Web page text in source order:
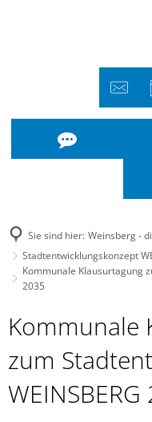
Sie sind hier: Weinsberg -
Stadtentwicklungskonzept
Kommunale Klausurtagung
2035
Kommunale
Klausurtagung
zum
Kommunale
zum
WEINSBERG